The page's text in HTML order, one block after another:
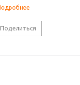
Поделиться